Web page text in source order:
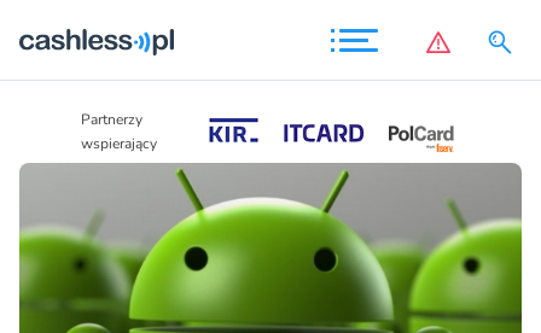
Partnerzy
wspierający